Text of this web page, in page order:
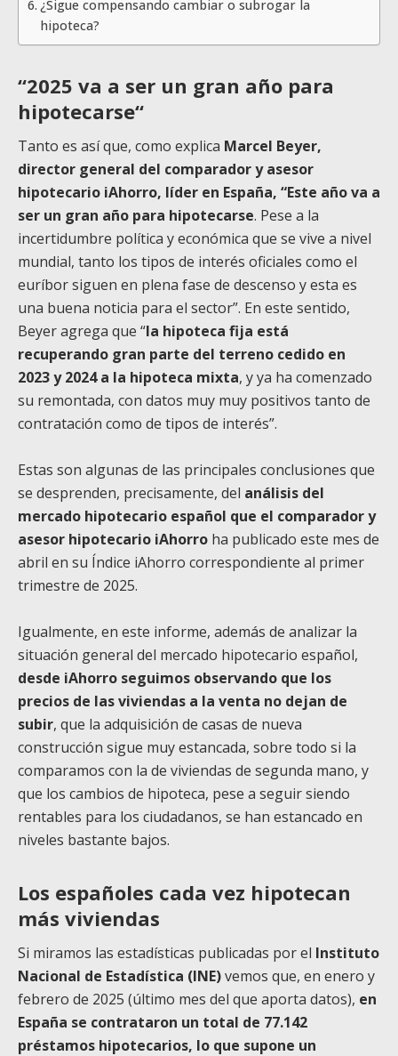
¿Sigue compensando cambiar o subrogar la
hipoteca?
“2025 va a ser un gran año para
hipotecarse“
Tanto es así que, como explica Marcel Beyer,
director general del comparador y asesor
hipotecario iAhorro, líder en España, “Este año va a
ser un gran año para hipotecarse. Pese a la
incertidumbre política y económica que se vive a nivel
mundial, tanto los tipos de interés oficiales como el
euríbor siguen en plena fase de descenso y esta es
una buena noticia para el sector”. En este sentido,
Beyer agrega que “la hipoteca fija está
recuperando gran parte del terreno cedido en
2023 y 2024 a la hipoteca mixta, y ya ha comenzado
su remontada, con datos muy muy positivos tanto de
contratación como de tipos de interés”.
Estas son algunas de las principales conclusiones que
se desprenden, precisamente, del análisis del
mercado hipotecario español que el comparador y
asesor hipotecario iAhorro ha publicado este mes de
abril en su Índice iAhorro correspondiente al primer
trimestre de 2025.
Igualmente, en este informe, además de analizar la
situación general del mercado hipotecario español,
desde iAhorro seguimos observando que los
precios de las viviendas a la venta no dejan de
subir, que la adquisición de casas de nueva
construcción sigue muy estancada, sobre todo si la
comparamos con la de viviendas de segunda mano, y
que los cambios de hipoteca, pese a seguir siendo
rentables para los ciudadanos, se han estancado en
niveles bastante bajos.
Los españoles cada vez hipotecan
más viviendas
Si miramos las estadísticas publicadas por el Instituto
Nacional de Estadística (INE)vemos que, en enero y
febrero de 2025 (último mes del que aporta datos), en
España se contrataron un total de 77.142
préstamos hipotecarios, lo que supone un